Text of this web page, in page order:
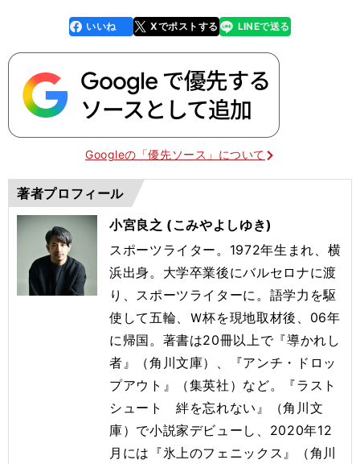
faceboo
k
いいね Xでポストする
line LINEで送る
Googleの「優先ソース」について
著者プロフィール
小宮良之 (こみやよしゆき)
スポーツライター。1972年生まれ、横
浜出身。大学卒業後にバルセロナに渡
り、スポーツライターに。語学力を駆
使して五輪、Ｗ杯を現地取材後、06年
に帰国。著書は20冊以上で『導かれし
者』（角川文庫）、『アンチ・ドロッ
プアウト』（集英社）など。『ラスト
シュート 絆を忘れない』（角川文
庫）で小説家デビューし、2020年12
月には『氷上のフェニックス』（角川